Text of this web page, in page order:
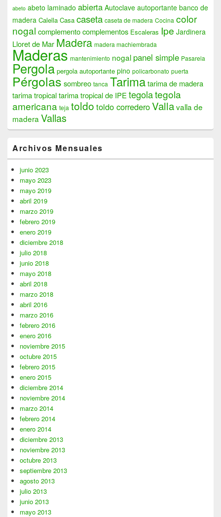
abeto abeto laminado abierta Autoclave autoportante banco de
madera Calella Casa caseta caseta de madera Cocina color
nogal complementocomplementos Escaleras Ipe Jardinera
Lloret de Mar Madera madera machiembrada
Maderas mantenimiento nogal panel simple Pasarela
Pergola pergola autoportante pino policarbonato puerta
Pérgolas sombreo tanca Tarimatarima de madera
tarima tropicaltarima tropical de IPE tegolategola
americana teja toldo toldo correderoVallavalla de
madera Vallas
Archivos Mensuales
junio 2023
mayo 2023
mayo 2019
abril 2019
marzo 2019
febrero 2019
enero 2019
diciembre 2018
julio 2018
junio 2018
mayo 2018
abril 2018
marzo 2018
abril 2016
marzo 2016
febrero 2016
enero 2016
noviembre 2015
octubre 2015
febrero 2015
enero 2015
diciembre 2014
noviembre 2014
marzo 2014
febrero 2014
enero 2014
diciembre 2013
noviembre 2013
octubre 2013
septiembre 2013
agosto 2013
julio 2013
junio 2013
mayo 2013